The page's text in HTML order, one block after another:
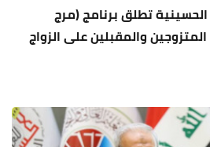
الحسينية تطلق برنامج (مرج
والمقبلين على الزواج